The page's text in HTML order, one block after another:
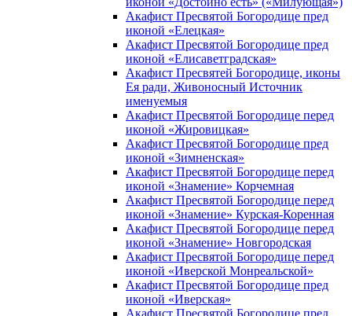
Акафист Пресвятой Богородице пред
иконой «Елецкая»
Акафист Пресвятой Богородице пред
иконой «Елисаветградская»
Акафист Пресвятей Богородице, иконы
Ея ради, Живоносный Источник
именуемыя
Акафист Пресвятой Богородице перед
иконой «Жировицкая»
Акафист Пресвятой Богородице пред
иконой «Зимненская»
Акафист Пресвятой Богородице перед
иконой «Знамение» Корчемная
Акафист Пресвятой Богородице перед
иконой «Знамение» Курская-Коренная
Акафист Пресвятой Богородице перед
иконой «Знамение» Новгородская
Акафист Пресвятой Богородице перед
иконой «Иверской Монреальской»
Акафист Пресвятой Богородице пред
иконой «Иверская»
Акафист Пресвятой Богородице пред